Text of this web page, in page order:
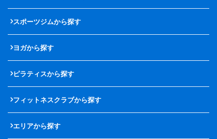
スポーツジムから探す
ヨガから探す
ピラティスから探す
フィットネスクラブから探す
エリアから探す